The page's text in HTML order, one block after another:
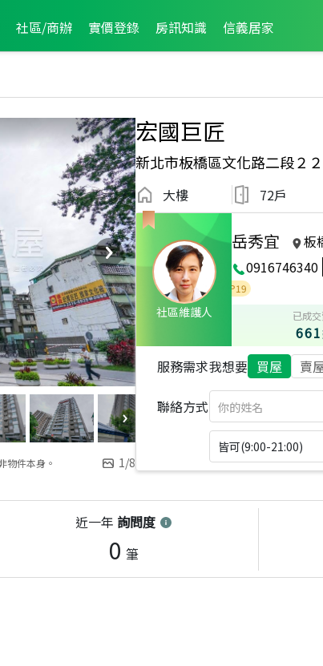
社區/商辦 實價登錄 房訊知識 信義居家
物件本身。 1/8
宏國巨匠
新北市板橋區文化路二段２
大樓 72戶
社區維護人
岳秀宜
板
0916746340
季度服務品質獎
全公司2012年度業績TOP19
已成
服務需求我想要 買屋 賣
聯絡方式
皆可(9:00-21:00)
近一年 詢問度
0 筆